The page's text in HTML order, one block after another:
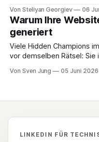
Content für ein digitales
Ressourcen in Texte,
bleibt im immer gleichen Kreis
Paradoxon: Sie sind
Von Steliyan Georgiev 06
Warum Ihre
generiert
Viele Hidden Champions
vor demselben Rätsel: Sie
engagieren Branding-
Von Sven Jung 05 Juni 2026
LINKEDIN FÜR